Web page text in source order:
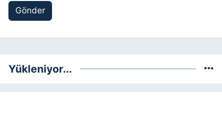
Gönder
Yükleniyor...